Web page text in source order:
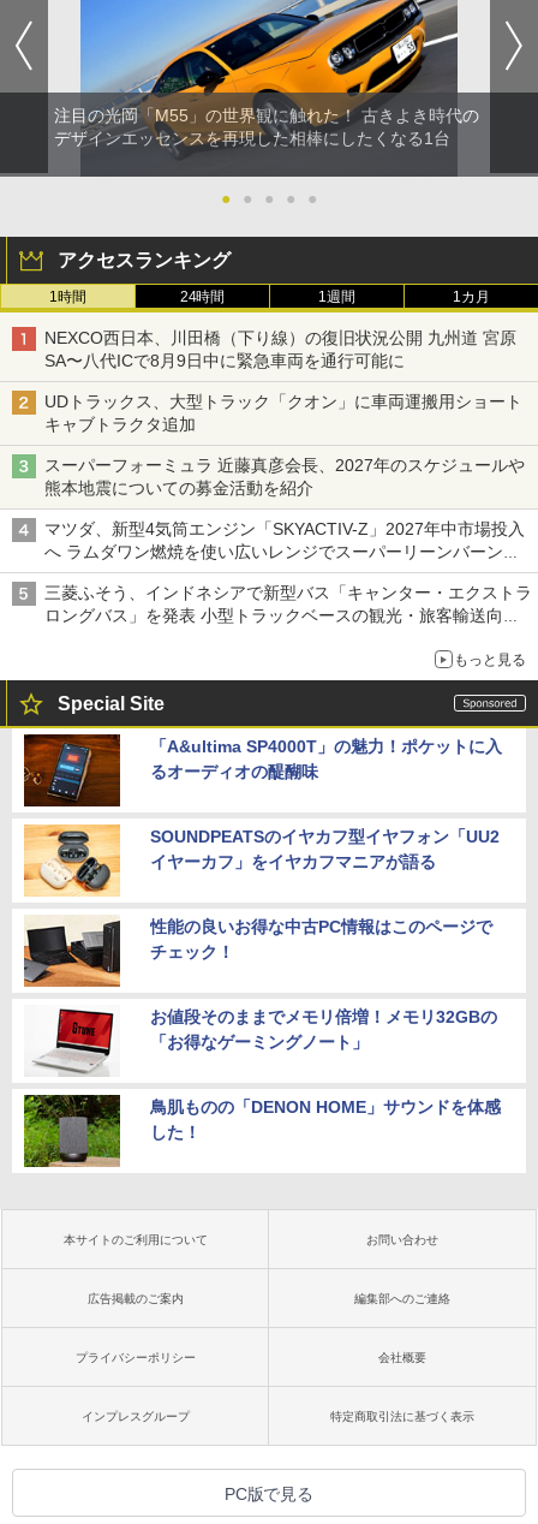
注目の光岡「M55」の世界観に触れた！ 古きよき時代の
デザインエッセンスを再現した相棒にしたくなる1台
● ● ● ● ●
アクセスランキング
1時間 24時間 1週間 1カ月
NEXCO西日本、川田橋（下り線）の復旧状況公開 九州道 宮原
SA〜八代ICで8月9日中に緊急車両を通行可能に
UDトラックス、大型トラック「クオン」に車両運搬用ショート
キャブトラクタ追加
スーパーフォーミュラ 近藤真彦会長、2027年のスケジュールや
熊本地震についての募金活動を紹介
マツダ、新型4気筒エンジン「SKYACTIV-Z」2027年中市場投入
へ ラムダワン燃焼を使い広いレンジでスーパーリーンバーン燃
焼を実現
三菱ふそう、インドネシアで新型バス「キャンター・エクストラ
ロングバス」を発表 小型トラックベースの観光・旅客輸送向け
もっと見る
Special Site
「A&ultima SP4000T」の魅力！ポケットに入
るオーディオの醍醐味
SOUNDPEATSのイヤカフ型イヤフォン「UU2
イヤーカフ」をイヤカフマニアが語る
性能の良いお得な中古PC情報はこのページで
チェック！
お値段そのままでメモリ倍増！メモリ32GBの
「お得なゲーミングノート」
鳥肌ものの「DENON HOME」サウンドを体感
した！
本サイトのご利用について お問い合わせ
広告掲載のご案内 編集部へのご連絡
プライバシーポリシー 会社概要
インプレスグループ 特定商取引法に基づく表示
PC版で見る